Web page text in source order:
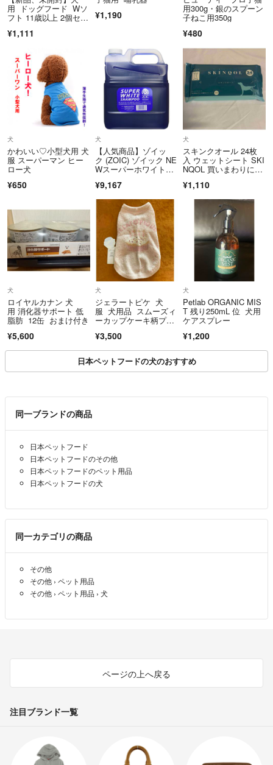
用 ドッグフード Wソ
フト 11歳以上 2個セッ
¥1,111
¥1,190
用300g・銀のスプーン
子ねこ用350g
¥480
犬
かわいい♡小型犬用 犬
服 スーパーマン ヒー
ロー犬
¥650
犬
【人気商品】ゾイッ
ク (ZOIC) ゾイック NE
Wスーパーホワイトシ
¥9,167
犬
スキンクオール 24枚
入 ウェットシート SKI
NQOL 買いまわりに最
¥1,110
犬
ロイヤルカナン 犬
用 消化器サポート 低
脂肪 12缶 おまけ付き
¥5,600
犬
ジェラートピケ 犬
服 犬用品 スムーズィ
ーカップケーキ柄プル
¥3,500
犬
Petlab ORGANIC MIS
T 残り250mL 位 犬用
ケアスプレー
¥1,200
日本ペットフードの犬のおすすめ
同一ブランドの商品
日本ペットフード
日本ペットフードのその他
日本ペットフードのペット用品
日本ペットフードの犬
同一カテゴリの商品
その他
その他 › ペット用品
その他 › ペット用品 › 犬
ページの上へ戻る
注目ブランド一覧